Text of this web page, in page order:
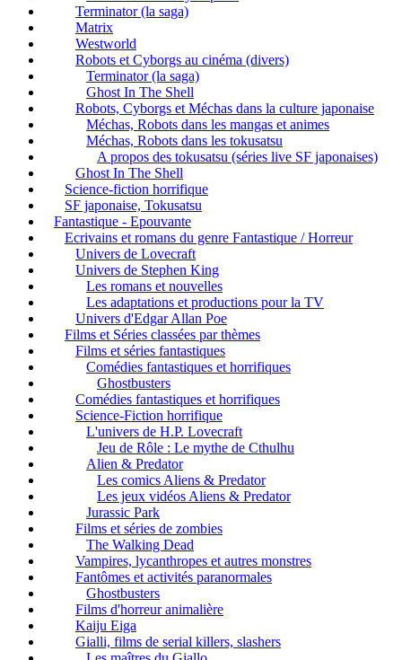
Terminator (la saga)
Matrix
Westworld
Robots et Cyborgs au cinéma (divers)
Terminator (la saga)
Ghost In The Shell
Robots, Cyborgs et Méchas dans la culture japonaise
Méchas, Robots dans les mangas et animes
Méchas, Robots dans les tokusatsu
A propos des tokusatsu (séries live SF japonaises)
Ghost In The Shell
Science-fiction horrifique
SF japonaise, Tokusatsu
Fantastique - Epouvante
Ecrivains et romans du genre Fantastique / Horreur
Univers de Lovecraft
Univers de Stephen King
Les romans et nouvelles
Les adaptations et productions pour la TV
Univers d'Edgar Allan Poe
Films et Séries classées par thèmes
Films et séries fantastiques
Comédies fantastiques et horrifiques
Ghostbusters
Comédies fantastiques et horrifiques
Science-Fiction horrifique
L'univers de H.P. Lovecraft
Jeu de Rôle : Le mythe de Cthulhu
Alien & Predator
Les comics Aliens & Predator
Les jeux vidéos Aliens & Predator
Jurassic Park
Films et séries de zombies
The Walking Dead
Vampires, lycanthropes et autres monstres
Fantômes et activités paranormales
Ghostbusters
Films d'horreur animalière
Kaiju Eiga
Gialli, films de serial killers, slashers